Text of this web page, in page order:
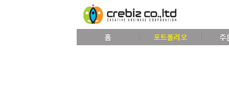
홈 포트폴리오 주